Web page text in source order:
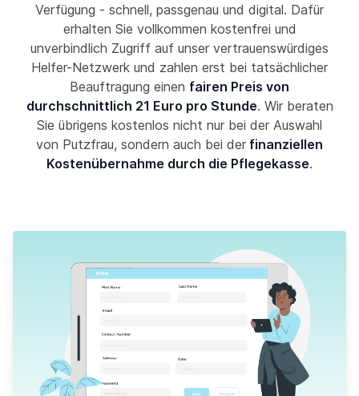
Verfügung - schnell, passgenau und digital. Dafür
erhalten Sie vollkommen kostenfrei und
unverbindlich Zugriff auf unser vertrauenswürdiges
Helfer-Netzwerk und zahlen erst bei tatsächlicher
Beauftragung einen fairen Preis von
durchschnittlich 21 Euro pro Stunde. Wir beraten
Sie übrigens kostenlos nicht nur bei der Auswahl
von Putzfrau, sondern auch bei der finanziellen
Kostenübernahme durch die Pflegekasse.